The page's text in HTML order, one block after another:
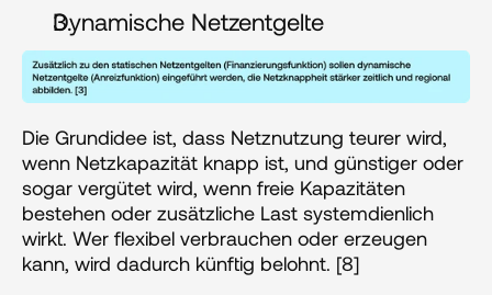
Dynamische Netzentgelte
Die Grundidee ist, dass Netznutzung teurer wird,
wenn Netzkapazität knapp ist, und günstiger oder
sogar vergütet wird, wenn freie Kapazitäten
bestehen oder zusätzliche Last systemdienlich
wirkt. Wer flexibel verbrauchen oder erzeugen
kann, wird dadurch künftig belohnt. [8]